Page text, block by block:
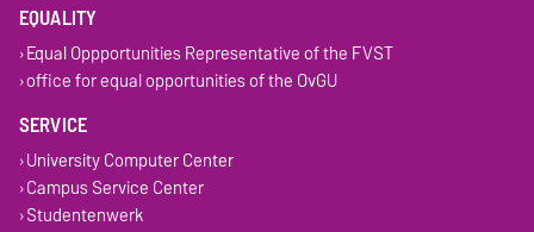
EQUALITY
Equal Oppportunities Representative of the FVST
office for equal opportunities of the OvGU
SERVICE
University Computer Center
Campus Service Center
Studentenwerk